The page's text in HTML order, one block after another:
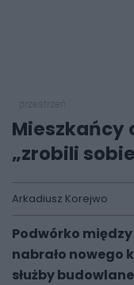
Mieszkańcy
„zrobili
Arkadiusz Korejwo
Podwórko
nabrało nowego
służby